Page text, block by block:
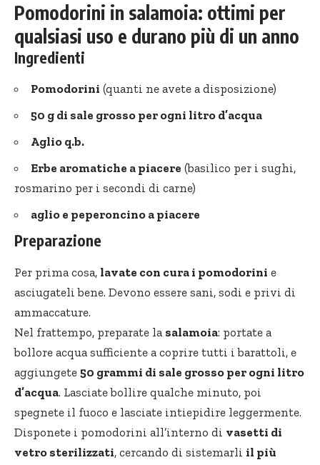
Pomodorini in salamoia: ottimi per
qualsiasi uso e durano più di un anno
Ingredienti
Pomodorini (quanti ne avete a disposizione)
50 g di sale grosso per ogni litro d’acqua
Aglio q.b.
Erbe aromatiche a piacere (basilico per i sughi,
rosmarino per i secondi di carne)
aglio e peperoncino a piacere
Preparazione
Per prima cosa, lavate con cura i pomodorini e
asciugateli bene. Devono essere sani, sodi e privi di
ammaccature.
Nel frattempo, preparate la salamoia: portate a
bollore acqua sufficiente a coprire tutti i barattoli, e
aggiungete 50 grammi di sale grosso per ogni litro
d’acqua. Lasciate bollire qualche minuto, poi
spegnete il fuoco e lasciate intiepidire leggermente.
Disponete i pomodorini all’interno di vasetti di
vetro sterilizzati, cercando di sistemarli il più